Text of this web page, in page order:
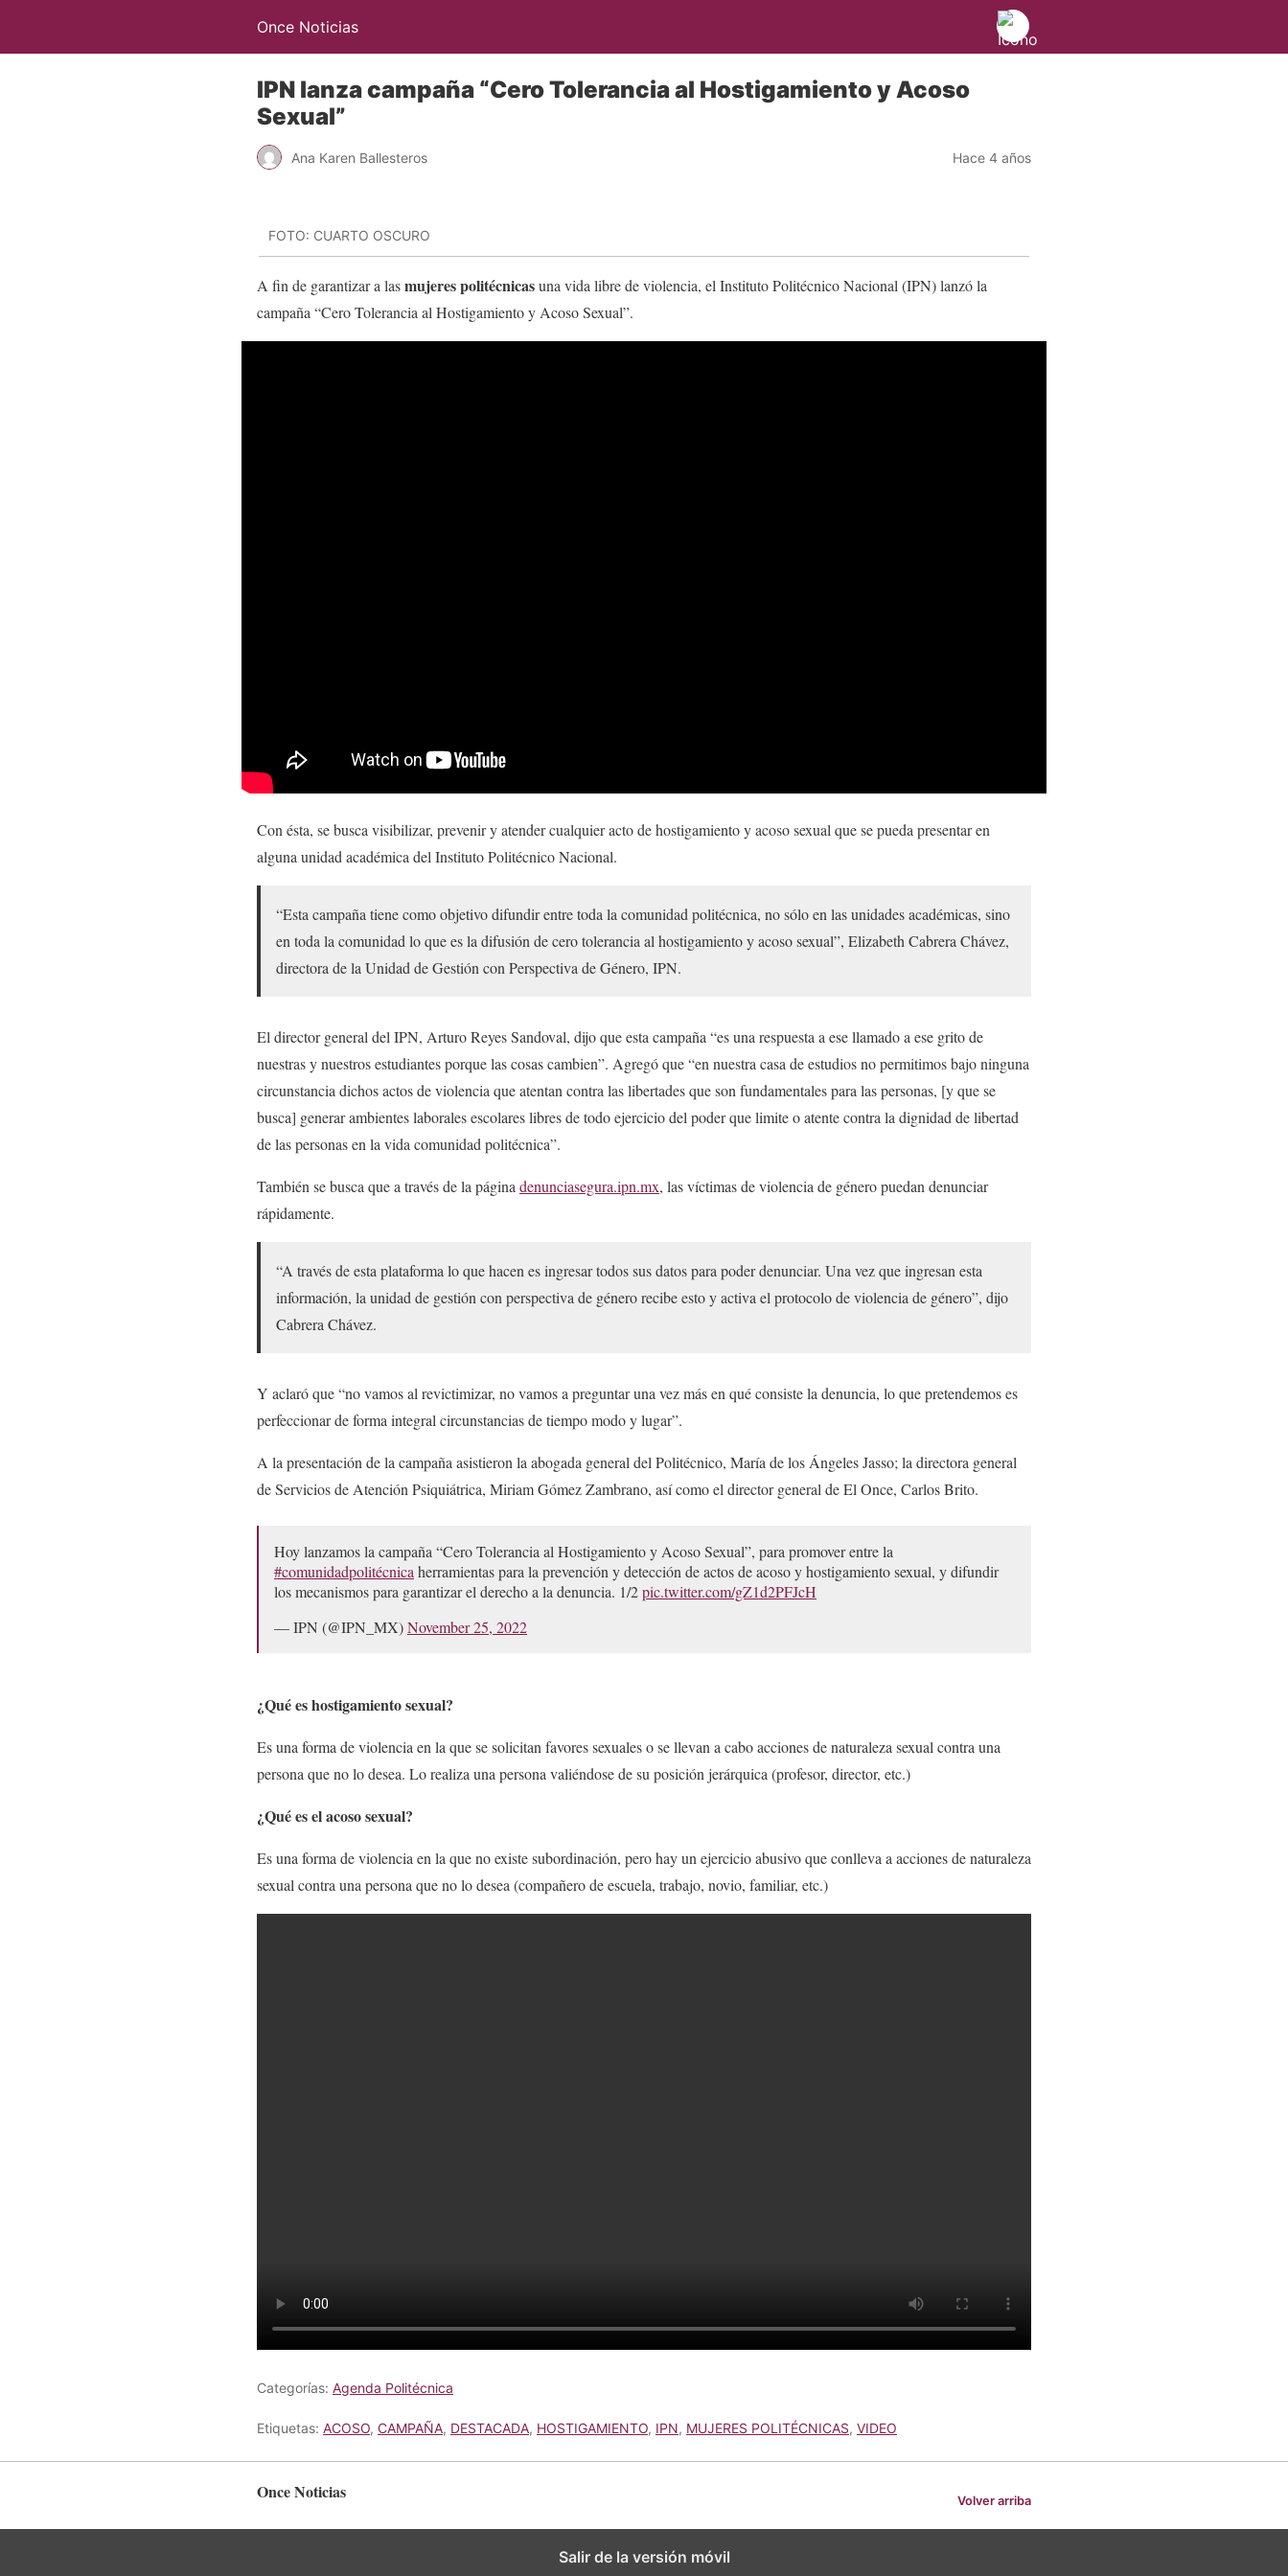
Once Noticias
IPN lanza campaña “Cero Tolerancia al Hostigamiento y Acoso
Sexual”
Ana Karen Ballesteros Hace 4 años
FOTO: CUARTO OSCURO
A fin de garantizar a lasmujeres politécnicasuna vida libre de violencia, el Instituto Politécnico Nacional (IPN) lanzó la
campaña “Cero Tolerancia al Hostigamiento y Acoso Sexual”.
Con ésta, se busca visibilizar, prevenir y atender cualquier acto de hostigamiento y acoso sexual que se pueda presentar en
alguna unidad académica del Instituto Politécnico Nacional.
“Esta campaña tiene como objetivo difundir entre toda la comunidad politécnica, no sólo en las unidades académicas, sino
en toda la comunidad lo que es la difusión de cero tolerancia al hostigamiento y acoso sexual”, Elizabeth Cabrera Chávez,
directora de la Unidad de Gestión con Perspectiva de Género, IPN.
El director general del IPN, Arturo Reyes Sandoval, dijo que esta campaña “es una respuesta a ese llamado a ese grito de
nuestras y nuestros estudiantes porque las cosas cambien”. Agregó que “en nuestra casa de estudios no permitimos bajo ninguna
circunstancia dichos actos de violencia que atentan contra las libertades que son fundamentales para las personas, [y que se
busca] generar ambientes laborales escolares libres de todo ejercicio del poder que limite o atente contra la dignidad de libertad
de las personas en la vida comunidad politécnica”.
También se busca que a través de la páginadenunciasegura.ipn.mx, las víctimas de violencia de género puedan denunciar
rápidamente.
“A través de esta plataforma lo que hacen es ingresar todos sus datos para poder denunciar. Una vez que ingresan esta
información, la unidad de gestión con perspectiva de género recibe esto y activa el protocolo de violencia de género”, dijo
Cabrera Chávez.
Y aclaró que “no vamos al revictimizar, no vamos a preguntar una vez más en qué consiste la denuncia, lo que pretendemos es
perfeccionar de forma integral circunstancias de tiempo modo y lugar”.
A la presentación de la campaña asistieron la abogada general del Politécnico, María de los Ángeles Jasso; la directora general
de Servicios de Atención Psiquiátrica, Miriam Gómez Zambrano, así como el director general de El Once, Carlos Brito.
Hoy lanzamos la campaña “Cero Tolerancia al Hostigamiento y Acoso Sexual”, para promover entre la
#comunidadpolitécnicaherramientas para la prevención y detección de actos de acoso y hostigamiento sexual, y difundir
los mecanismos para garantizar el derecho a la denuncia. 1/2pic.twitter.com/gZ1d2PFJcH
— IPN (@IPN_MX)November 25, 2022
¿Qué es hostigamiento sexual?
Es una forma de violencia en la que se solicitan favores sexuales o se llevan a cabo acciones de naturaleza sexual contra una
persona que no lo desea. Lo realiza una persona valiéndose de su posición jerárquica (profesor, director, etc.)
¿Qué es el acoso sexual?
Es una forma de violencia en la que no existe subordinación, pero hay un ejercicio abusivo que conlleva a acciones de naturaleza
sexual contra una persona que no lo desea (compañero de escuela, trabajo, novio, familiar, etc.)
Categorías: Agenda Politécnica
Etiquetas: ACOSO, CAMPAÑA, DESTACADA, HOSTIGAMIENTO, IPN, MUJERES POLITÉCNICAS, VIDEO
Once Noticias Volver arriba
Salir de la versión móvil